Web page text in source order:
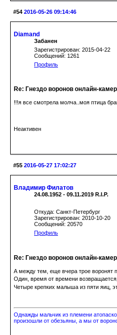
#54 2016-05-26 09:14:46
Diamand
Забанен
Зарегистрирован: 2015-04-22
Сообщений: 1261
Профиль
Re: Гнездо воронов онлайн-
!!!я все смотрела молча..моя птица
Неактивен
#55 2016-05-27 17:02:27
Владимир Филатов
24.08.1952 - 09.11.2019 R.I.P.
Откуда: Санкт-Петербург
Зарегистрирован: 2010-10-20
Сообщений: 20570
Профиль
Re: Гнездо воронов онлайн-
А между тем, еще вчера трое воронят
Один, время от времени
Четыре крепких малыша из пяти яиц,
Однажды мальчик из племени
произошли от обезьяны, а мы от